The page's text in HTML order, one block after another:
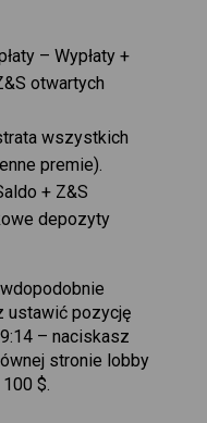
– Wypłaty +
otwartych
wszystkich
premie).
+ Z&S
depozyty
ustawić pozycję
– naciskasz
stronie lobby
$.